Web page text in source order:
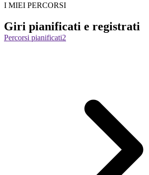
I MIEI PERCORSI
Giri pianificati e registrati
Percorsi pianificati2